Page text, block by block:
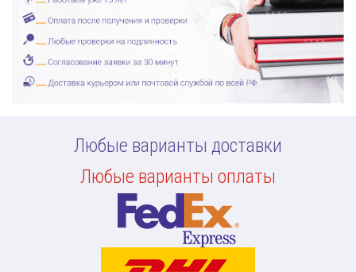
Любые варианты доставки
Любые варианты оплаты